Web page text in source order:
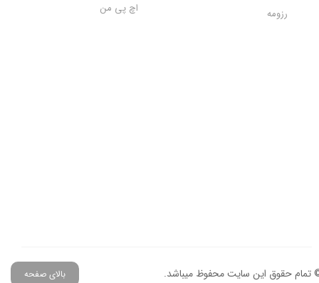
رزومه
اچ پی من
تمام حقوق این سایت محفوظ میباشد. بالای صفحه